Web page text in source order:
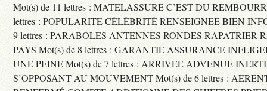
Mot(s) de 11 lettres : MATELASSURE C’EST DU
lettres : POPULARITE CÉLÉBRITÉ RENSEIGNEE BIEN
9 lettres : PARABOLES ANTENNES RONDES RAPATRIER
PAYS Mot(s) de 8 lettres : GARANTIE ASSURANCE
UNE PEINE Mot(s) de 7 lettres : ARRIVEE ADVENUE
S’OPPOSANT AU MOUVEMENT Mot(s) de 6 lettres :